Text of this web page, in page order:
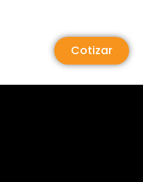
Cotizar